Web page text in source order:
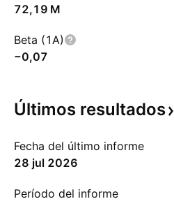
‪72,19 M‬
Beta (1A)
−0,07
Últimos resultados
Fecha del último informe
28 jul 2026
Período del informe